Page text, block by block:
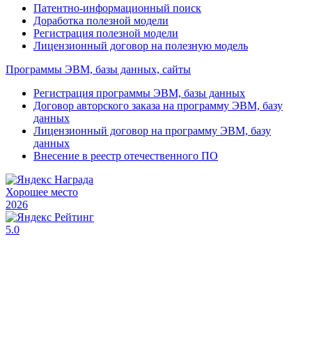
Патентно-информационный поиск
Доработка полезной модели
Регистрация полезной модели
Лицензионный договор на полезную модель
Программы ЭВМ, базы данных, сайты
Регистрация программы ЭВМ, базы данных
Договор авторского заказа на программу ЭВМ, базу
данных
Лицензионный договор на программу ЭВМ, базу
данных
Внесение в реестр отечественного ПО
Хорошее место
2026
5.0